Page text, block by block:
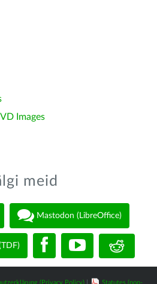
Images
meid
Mastodon (LibreOffice)
(Privacy Policy) Statutes (non-